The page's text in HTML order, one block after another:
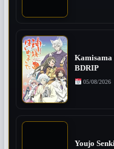
Kamisama
BDRIP
05/08/2026
Youjo